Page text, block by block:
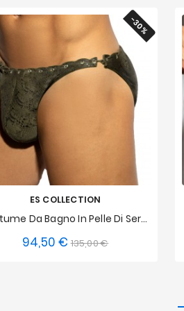
-30%
ES COLLECTION
Costume Da Bagno In Pelle Di Serpente - Kaki
94,50 € Prezzo
135,00 €Prezzo
S M L XL